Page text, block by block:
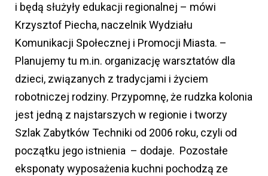
i będą służyły edukacji regionalnej – mówi
Krzysztof Piecha, naczelnik Wydziału
Komunikacji Społecznej i Promocji Miasta. –
Planujemy tu m.in. organizację warsztatów dla
dzieci, związanych z tradycjami i życiem
robotniczej rodziny. Przypomnę, że rudzka kolonia
jest jedną z najstarszych w regionie i tworzy
Szlak Zabytków Techniki od 2006 roku, czyli od
początku jego istnienia – dodaje. Pozostałe
eksponaty wyposażenia kuchni pochodzą ze